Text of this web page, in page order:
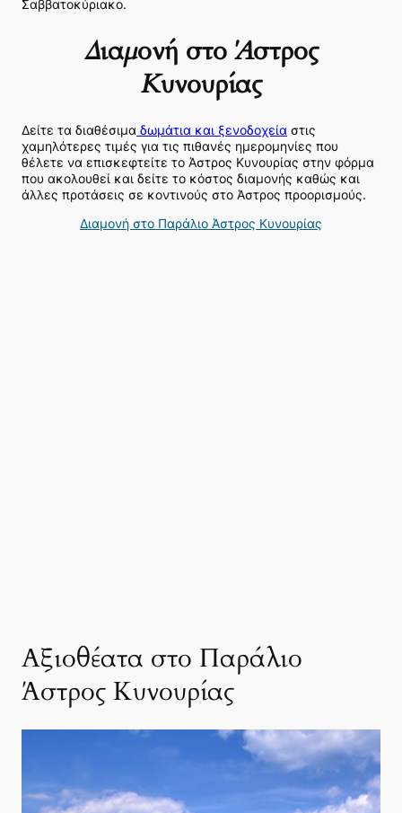
Σαββατοκύριακο.
Διαμονή στο Άστρος
Κυνουρίας
Δείτε τα διαθέσιμα δωμάτια και ξενοδοχεία στις
χαμηλότερες τιμές για τις πιθανές ημερομηνίες που
θέλετε να επισκεφτείτε το Άστρος Κυνουρίας στην φόρμα
που ακολουθεί και δείτε το κόστος διαμονής καθώς και
άλλες προτάσεις σε κοντινούς στο Άστρος προορισμούς.
Διαμονή στο Παράλιο Άστρος Κυνουρίας
Αξιοθέατα στο Παράλιο
Άστρος Κυνουρίας